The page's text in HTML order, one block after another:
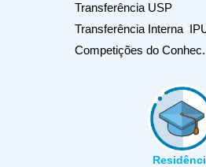
Transferência USP
Transferência Interna
Competições do Conhec.